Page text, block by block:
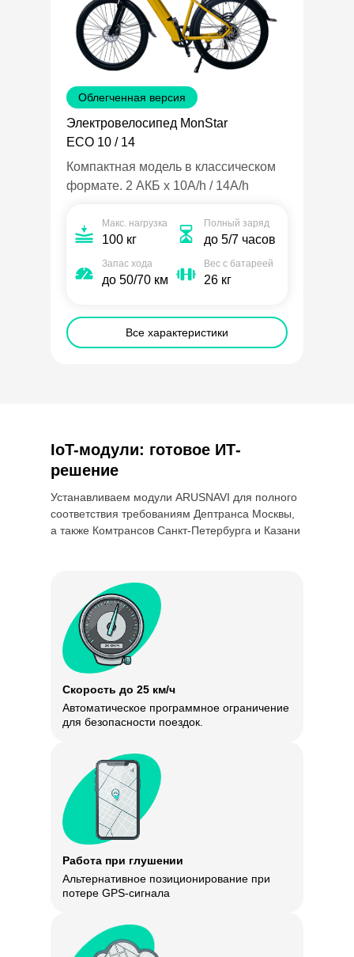
Облегченная версия
Электровелосипед MonStar
ECO 10 / 14
Компактная модель в классическом
формате. 2 АКБ х 10A/h / 14A/h
Запас хода
до 50/70 км
Вес с батареей
26 кг
Полный заряд
до 5/7 часов
Макс. нагрузка
100 кг
Все характеристики
IoT-модули: готовое ИТ-
решение
Устанавливаем модули ARUSNAVI для полного
соответствия требованиям Дептранса Москвы,
а также Комтрансов Санкт-Петербурга и Казани
Автоматическое программное ограничение
для безопасности поездок.
Скорость до 25 км/ч
Альтернативное позиционирование при
потере GPS-сигнала
Работа при глушении